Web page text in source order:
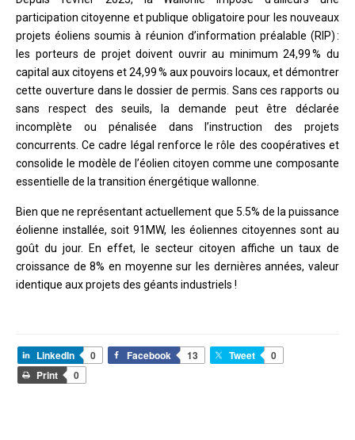
participation citoyenne et publique obligatoire pour les nouveaux
projets éoliens soumis à réunion d’information préalable (RIP) :
les porteurs de projet doivent ouvrir au minimum 24,99 % du
capital aux citoyens et 24,99 % aux pouvoirs locaux, et démontrer
cette ouverture dans le dossier de permis. Sans ces rapports ou
sans respect des seuils, la demande peut être déclarée
incomplète ou pénalisée dans l’instruction des projets
concurrents. Ce cadre légal renforce le rôle des coopératives et
consolide le modèle de l’éolien citoyen comme une composante
essentielle de la transition énergétique wallonne.
Bien que ne représentant actuellement que 5.5% de la puissance
éolienne installée, soit 91MW, les éoliennes citoyennes sont au
goût du jour. En effet, le secteur citoyen affiche un taux de
croissance de 8% en moyenne sur les dernières années, valeur
identique aux projets des géants industriels !
LinkedIn 0 Facebook 13 Tweet
0
Print
0